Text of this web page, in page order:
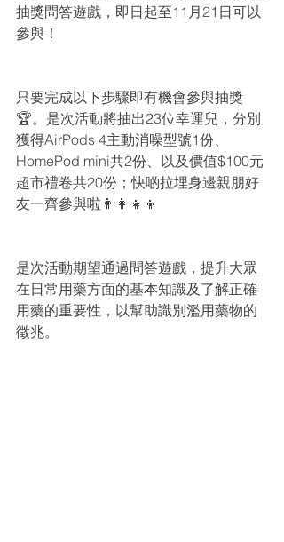
抽獎問答遊戲，即日起至11月21日可以
參與！
只要完成以下步驟即有機會參與抽獎
🏆。是次活動將抽出23位幸運兒，分別
獲得AirPods 4主動消噪型號1份、
HomePod mini共2份、以及價值$100元
超市禮卷共20份；快啲拉埋身邊親朋好
友一齊參與啦👨‍👩‍👧‍👦
是次活動期望通過問答遊戲，提升大眾
在日常用藥方面的基本知識及了解正確
用藥的重要性，以幫助識別濫用藥物的
徵兆。